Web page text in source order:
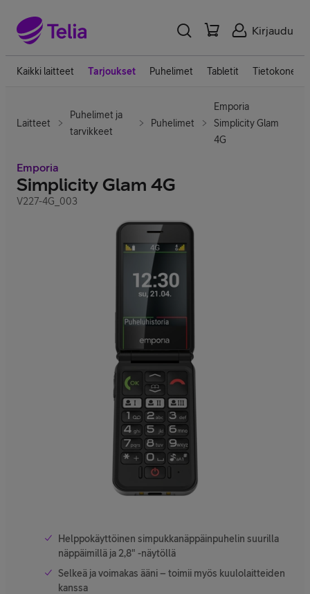
Kirjaudu
Kaikki laitteet Tarjoukset Puhelimet Tabletit Tietokoneet
Laitteet
Puhelimet ja
tarvikkeet
Puhelimet
Emporia
Simplicity Glam
4G
Emporia
Simplicity Glam 4G
V227-4G_003
Helppokäyttöinen simpukkanäppäinpuhelin suurilla
näppäimillä ja 2,8" -näytöllä
Selkeä ja voimakas ääni – toimii myös kuulolaitteiden
kanssa